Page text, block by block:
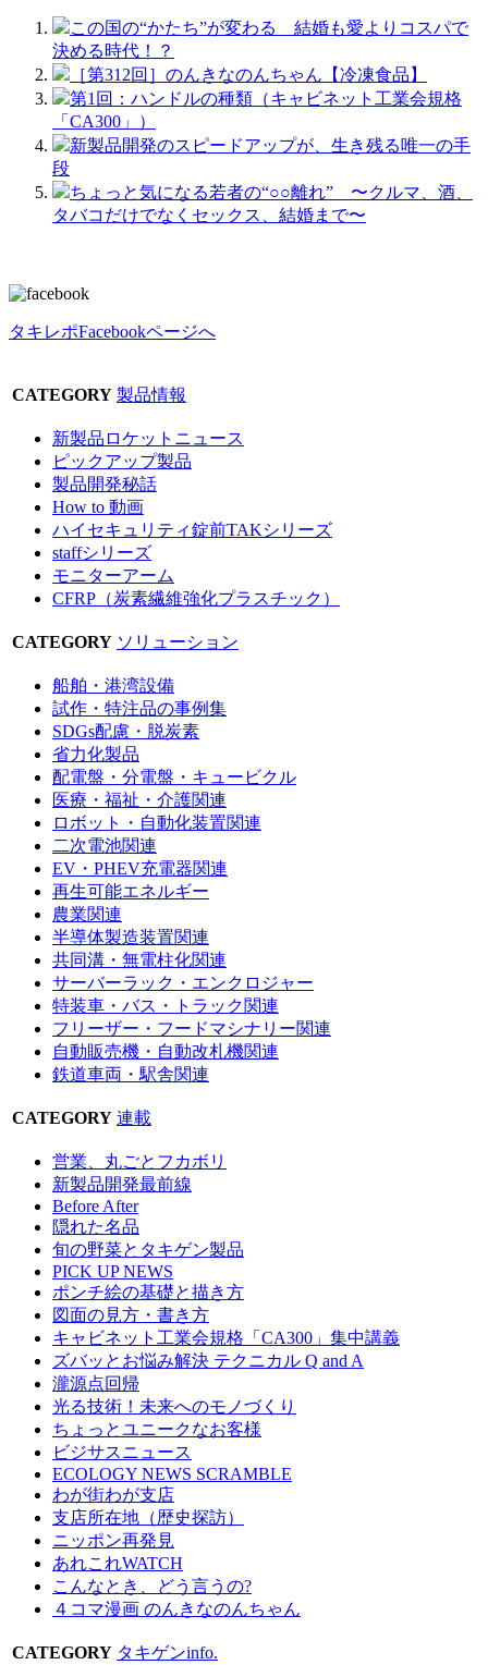
この国の“かたち”が変わる 結婚も愛よりコスパで
決める時代！？
［第312回］のんきなのんちゃん【冷凍食品】
第1回：ハンドルの種類（キャビネット工業会規格
「CA300」）
新製品開発のスピードアップが、生き残る唯一の手
段
ちょっと気になる若者の“○○離れ” 〜クルマ、酒、
タバコだけでなくセックス、結婚まで〜
タキレポFacebookページへ
CATEGORY 製品情報
新製品ロケットニュース
ピックアップ製品
製品開発秘話
How to 動画
ハイセキュリティ錠前TAKシリーズ
staffシリーズ
モニターアーム
CFRP（炭素繊維強化プラスチック）
CATEGORY ソリューション
船舶・港湾設備
試作・特注品の事例集
SDGs配慮・脱炭素
省力化製品
配電盤・分電盤・キュービクル
医療・福祉・介護関連
ロボット・自動化装置関連
二次電池関連
EV・PHEV充電器関連
再生可能エネルギー
農業関連
半導体製造装置関連
共同溝・無電柱化関連
サーバーラック・エンクロジャー
特装車・バス・トラック関連
フリーザー・フードマシナリー関連
自動販売機・自動改札機関連
鉄道車両・駅舎関連
CATEGORY 連載
営業、丸ごとフカボリ
新製品開発最前線
Before After
隠れた名品
旬の野菜とタキゲン製品
PICK UP NEWS
ポンチ絵の基礎と描き方
図面の見方・書き方
キャビネット工業会規格「CA300」集中講義
ズバッとお悩み解決 テクニカル Q and A
瀧源点回帰
光る技術！未来へのモノづくり
ちょっとユニークなお客様
ビジサスニュース
ECOLOGY NEWS SCRAMBLE
わが街わが支店
支店所在地（歴史探訪）
ニッポン再発見
あれこれWATCH
こんなとき、どう言うの?
４コマ漫画 のんきなのんちゃん
CATEGORY タキゲンinfo.